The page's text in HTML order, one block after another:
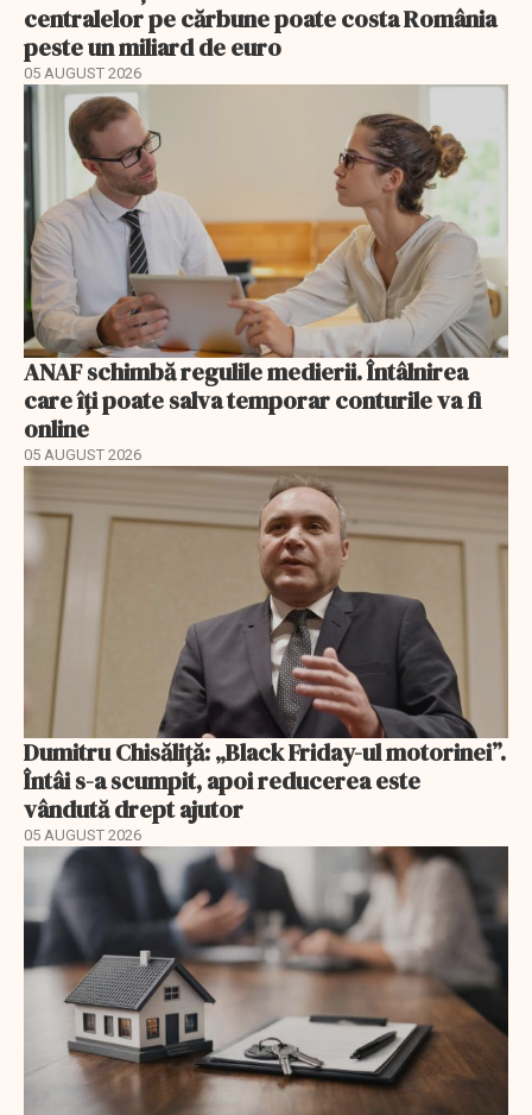
centralelor pe cărbune poate costa România
peste un miliard de euro
05 AUGUST 2026
ANAF schimbă regulile medierii. Întâlnirea
care îți poate salva temporar conturile va fi
online
05 AUGUST 2026
Dumitru Chisăliță: „Black Friday-ul motorinei”.
Întâi s-a scumpit, apoi reducerea este
vândută drept ajutor
05 AUGUST 2026